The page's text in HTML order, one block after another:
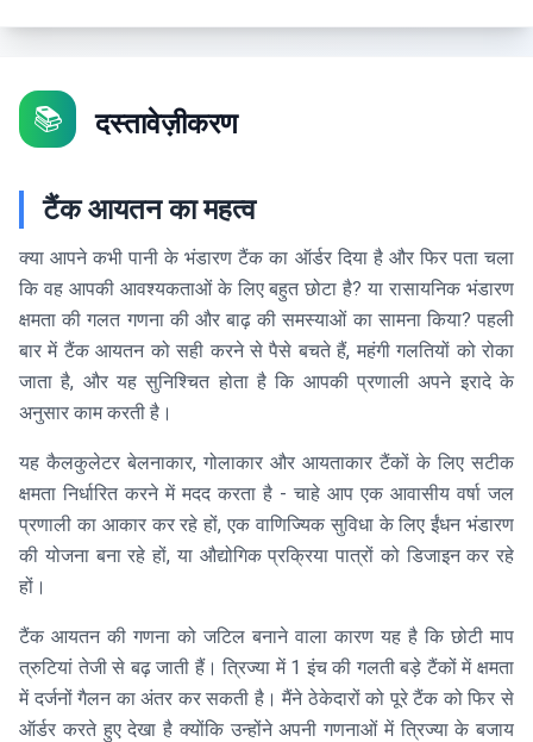
📚 दस्तावेज़ीकरण
टैंक आयतन का महत्व
क्या आपने कभी पानी के भंडारण टैंक का ऑर्डर दिया है और फिर पता चला
कि वह आपकी आवश्यकताओं के लिए बहुत छोटा है? या रासायनिक भंडारण
क्षमता की गलत गणना की और बाढ़ की समस्याओं का सामना किया? पहली
बार में टैंक आयतन को सही करने से पैसे बचते हैं, महंगी गलतियों को रोका
जाता है, और यह सुनिश्चित होता है कि आपकी प्रणाली अपने इरादे के
अनुसार काम करती है।
यह कैलकुलेटर बेलनाकार, गोलाकार और आयताकार टैंकों के लिए सटीक
क्षमता निर्धारित करने में मदद करता है - चाहे आप एक आवासीय वर्षा जल
प्रणाली का आकार कर रहे हों, एक वाणिज्यिक सुविधा के लिए ईंधन भंडारण
की योजना बना रहे हों, या औद्योगिक प्रक्रिया पात्रों को डिजाइन कर रहे
हों।
टैंक आयतन की गणना को जटिल बनाने वाला कारण यह है कि छोटी माप
त्रुटियां तेजी से बढ़ जाती हैं। त्रिज्या में 1 इंच की गलती बड़े टैंकों में क्षमता
में दर्जनों गैलन का अंतर कर सकती है। मैंने ठेकेदारों को पूरे टैंक को फिर से
ऑर्डर करते हुए देखा है क्योंकि उन्होंने अपनी गणनाओं में त्रिज्या के बजाय